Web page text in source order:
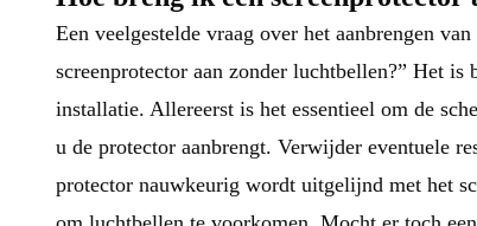
Een veelgestelde vraag over het aanbrengen
screenprotector aan zonder luchtbellen?” Het
installatie. Allereerst is het essentieel om de
u de protector aanbrengt. Verwijder eventuele
protector nauwkeurig wordt uitgelijnd met het